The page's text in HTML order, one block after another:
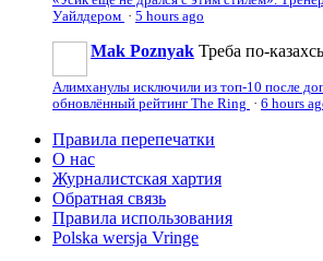
Уайлдером · 5 hours ago
Mak Poznyak Треба по-
Алимханулы исключили из топ-10 после
обновлённый рейтинг The Ring · 6 hours
Правила перепечатки
О нас
Журналистская хартия
Обратная связь
Правила использования
Polska wersja Vringe